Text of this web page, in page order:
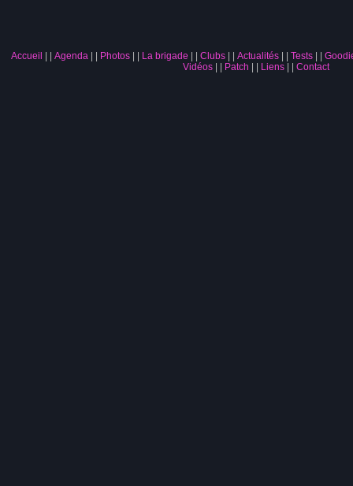
Accueil | Agenda | Photos| La brigade | Clubs| Actualités| Tests|
Vidéos| Patch | Liens| Contact